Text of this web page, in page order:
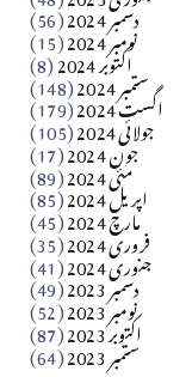
ظہیرالدین
دسمبر 2024 (56) نومبر 2024 (15) اکتوبر 2024 (8) ستمبر 2024 (148) اگست 2024 (179) جولائی 2024 (105) جون 2024 (17) مئی 2024 (89) اپریل 2024 (85) مارچ 2024 (45) فروری 2024 (35) جنوری 2024 (41) دسمبر 2023 (49) نومبر 2023 (52) اکتوبر 2023 (87) ستمبر 2023 (64)